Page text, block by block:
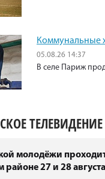
Коммунальные
05.08.26 14:37
В селе Париж
ТЕЛЕВИДЕНИЕ
молодёжи
районе 27 и 28